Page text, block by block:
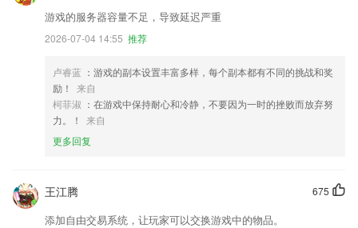
游戏的服务器容量不足，导致延迟严重
2026-07-04 14:55 推荐
卢睿蓝 ：游戏的副本设置丰富多样，每个副本都有不同的挑战和奖
励！
来自
柯菲淑 ：在游戏中保持耐心和冷静，不要因为一时的挫败而放弃努
力。！
来自
更多回复
675
王江腾
添加自由交易系统，让玩家可以交换游戏中的物品。